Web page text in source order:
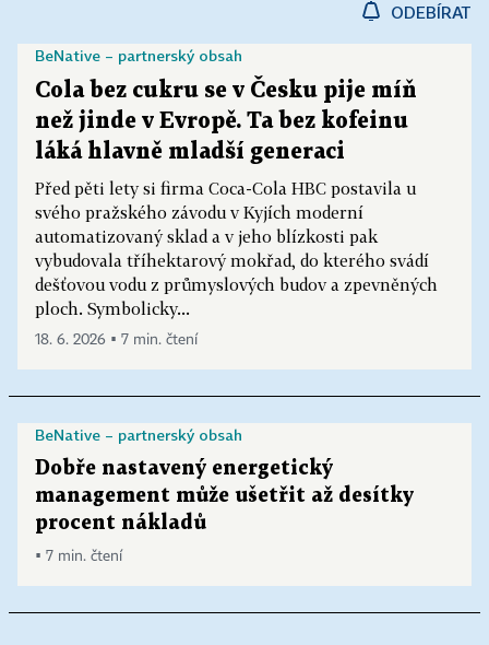
ODEBÍRAT
Cola bez cukru se v Česku pije míň
než jinde v Evropě. Ta bez kofeinu
láká hlavně mladší generaci
Před pěti lety si firma Coca-Cola HBC postavila u
svého pražského závodu v Kyjích moderní
automatizovaný sklad a v jeho blízkosti pak
vybudovala tříhektarový mokřad, do kterého svádí
dešťovou vodu z průmyslových budov a zpevněných
ploch. Symbolicky...
BeNative – partnerský obsah
18. 6. 2026 ▪ 7 min. čtení
BeNative – partnerský obsah
Dobře nastavený energetický
management může ušetřit až desítky
procent nákladů
▪ 7 min. čtení